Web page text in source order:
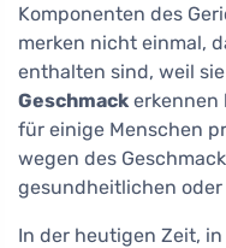
Komponenten des
merken nicht einmal,
enthalten sind, weil
Geschmack erkennen
für einige Menschen
wegen des
gesundheitlichen
In der heutigen Zeit,